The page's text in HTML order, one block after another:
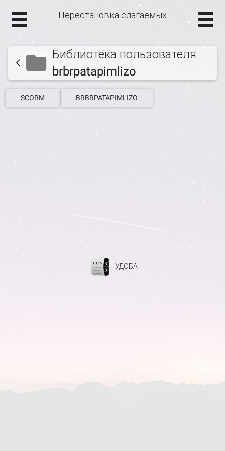
Перестановка слагаемых
Библиотека пользователя
brbrpatapimlizo
SCORM BRBRPATAPIMLIZO
УДОБА